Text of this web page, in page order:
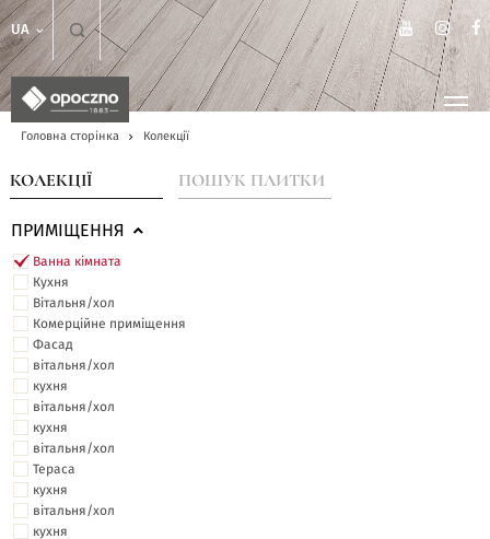
UA
Головна сторінка Колекції
КОЛЕКЦІЇ ПОШУК ПЛИТКИ
ПРИМІЩЕННЯ
Ванна кімната
Кухня
Вітальня/хол
Комерційне приміщення
Фасад
вітальня/хол
кухня
вітальня/хол
кухня
вітальня/хол
Тераса
кухня
вітальня/хол
кухня